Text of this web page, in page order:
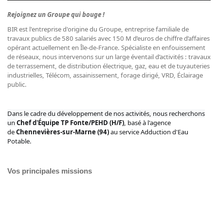
Rejoignez un Groupe qui bouge !
BIR est l'entreprise d'origine du Groupe, entreprise familiale de
travaux publics de 580 salariés avec 150 M d’euros de chiffre d’affaires
opérant actuellement en Île-de-France. Spécialiste en enfouissement
de réseaux, nous intervenons sur un large éventail d’activités : travaux
de terrassement, de distribution électrique, gaz, eau et de tuyauteries
industrielles, Télécom, assainissement, forage dirigé, VRD, Éclairage
public.
Dans le cadre du développement de nos activités, nous recherchons
un Chef d'Équipe TP Fonte/PEHD (H/F), basé à l'agence
deChennevières-sur-Marne (94)au service Adduction d'Eau
Potable.
Vos principales missions